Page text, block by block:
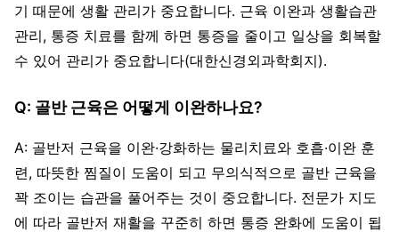
기 때문에 생활 관리가 중요합니다. 근육 이완과 생활습관
관리, 통증 치료를 함께 하면 통증을 줄이고 일상을 회복할
수 있어 관리가 중요합니다(대한신경외과학회지).
Q: 골반 근육은 어떻게 이완하나요?
A: 골반저 근육을 이완·강화하는 물리치료와 호흡·이완 훈
련, 따뜻한 찜질이 도움이 되고 무의식적으로 골반 근육을
꽉 조이는 습관을 풀어주는 것이 중요합니다. 전문가 지도
에 따라 골반저 재활을 꾸준히 하면 통증 완화에 도움이 됩